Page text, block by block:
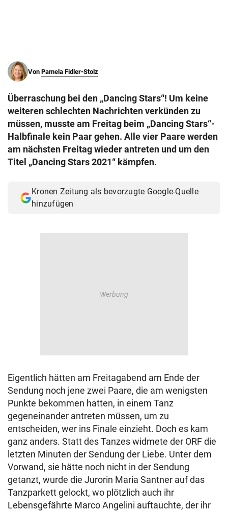
Von Pamela Fidler-Stolz
Überraschung bei den „Dancing Stars“! Um keine
weiteren schlechten Nachrichten verkünden zu
müssen, musste am Freitag beim „Dancing Stars“-
Halbfinale kein Paar gehen. Alle vier Paare werden
am nächsten Freitag wieder antreten und um den
Titel „Dancing Stars 2021“ kämpfen.
Kronen Zeitung als bevorzugte Google-Quelle
hinzufügen
Eigentlich hätten am Freitagabend am Ende der
Sendung noch jene zwei Paare, die am wenigsten
Punkte bekommen hatten, in einem Tanz
gegeneinander antreten müssen, um zu
entscheiden, wer ins Finale einzieht. Doch es kam
ganz anders. Statt des Tanzes widmete der ORF die
letzten Minuten der Sendung der Liebe. Unter dem
Vorwand, sie hätte noch nicht in der Sendung
getanzt, wurde die Jurorin Maria Santner auf das
Tanzparkett gelockt, wo plötzlich auch ihr
Lebensgefährte Marco Angelini auftauchte, der ihr